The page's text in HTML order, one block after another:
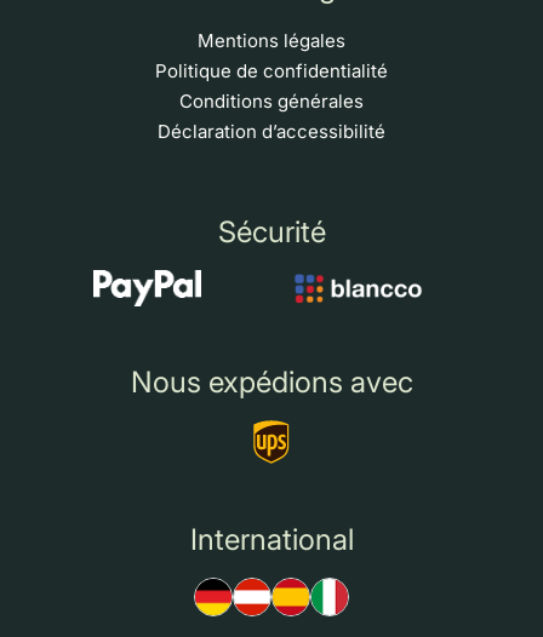
Mentions légales
Politique de confidentialité
Conditions générales
Déclaration d’accessibilité
Sécurité
Nous expédions avec
International